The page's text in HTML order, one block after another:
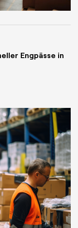
Engpässe in